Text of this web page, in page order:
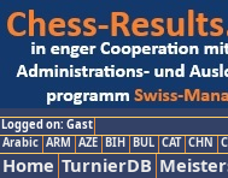
Logged on: Gast
Arabic ARM AZE BIH BUL CAT CHN
Home TurnierDB